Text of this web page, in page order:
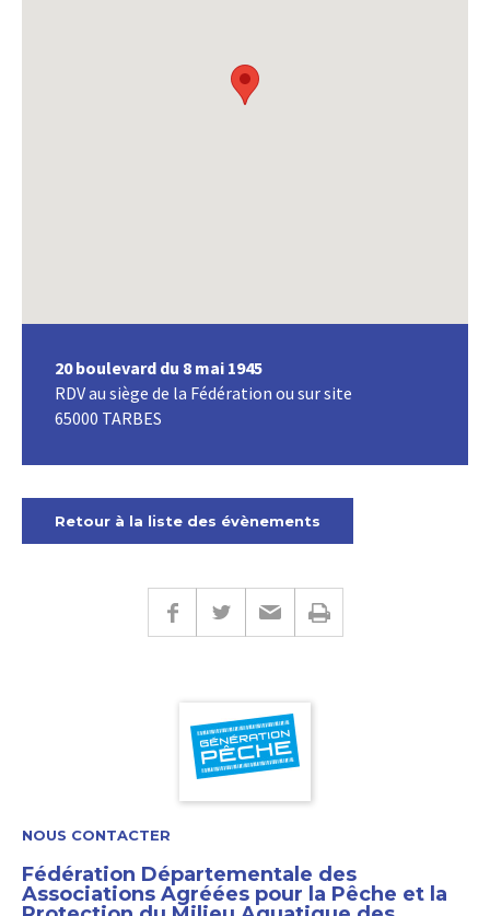
20 boulevard du 8 mai 1945
RDV au siège de la Fédération ou sur site
65000 TARBES
Retour à la liste des évènements
NOUS CONTACTER
Fédération Départementale des
Associations Agréées pour la Pêche et la